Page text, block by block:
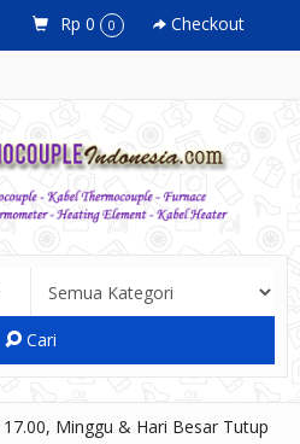
Rp 0 0 Checkout
Cari
Minggu & Hari Besar Tutup